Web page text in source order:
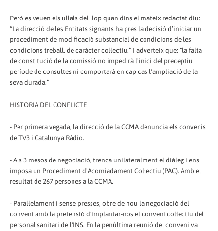
Però es veuen els ullals del llop quan dins el mateix redactat diu:
“La direcció de les Entitats signants ha pres la decisió d’iniciar un
procediment de modificació substancial de condicions de les
condicions treball, de caràcter col·lectiu.” I adverteix que: “la falta
de constitució de la comissió no impedirà l'inici del preceptiu
període de consultes ni comportarà en cap cas l'ampliació de la
seva durada.”
HISTORIA DEL CONFLICTE
- Per primera vegada, la direcció de la CCMA denuncia els convenis
de TV3 i Catalunya Ràdio.
- Als 3 mesos de negociació, trenca unilateralment el diàleg i ens
imposa un Procediment d'Acomiadament Col·lectiu (PAC). Amb el
resultat de 267 persones a la CCMA.
- Paral·lelament i sense presses, obre de nou la negociació del
conveni amb la pretensió d'implantar-nos el conveni col·lectiu del
personal sanitari de l'INS. En la penúltima reunió del conveni va